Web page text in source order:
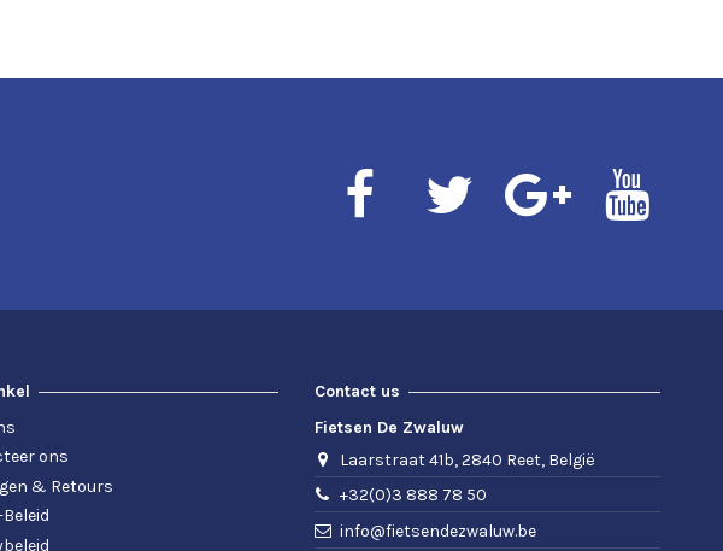
ons
& Retours
Contact us
Fietsen De Zwaluw
Laarstraat 41b, 2840 Reet, België
+32(0)3 888 78 50
info@fietsendezwaluw.be